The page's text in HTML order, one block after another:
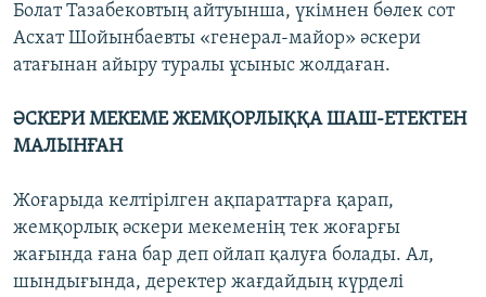
Болат Тазабековтың айтуынша, үкімнен бөлек сот
Асхат Шойынбаевты «генерал-майор» әскери
атағынан айыру туралы ұсыныс жолдаған.
ӘСКЕРИ МЕКЕМЕ ЖЕМҚОРЛЫҚҚА ШАШ-ЕТЕКТЕН
МАЛЫНҒАН
Жоғарыда келтірілген ақпараттарға қарап,
жемқорлық әскери мекеменің тек жоғарғы
жағында ғана бар деп ойлап қалуға болады. Ал,
шындығында, деректер жағдайдың күрделі